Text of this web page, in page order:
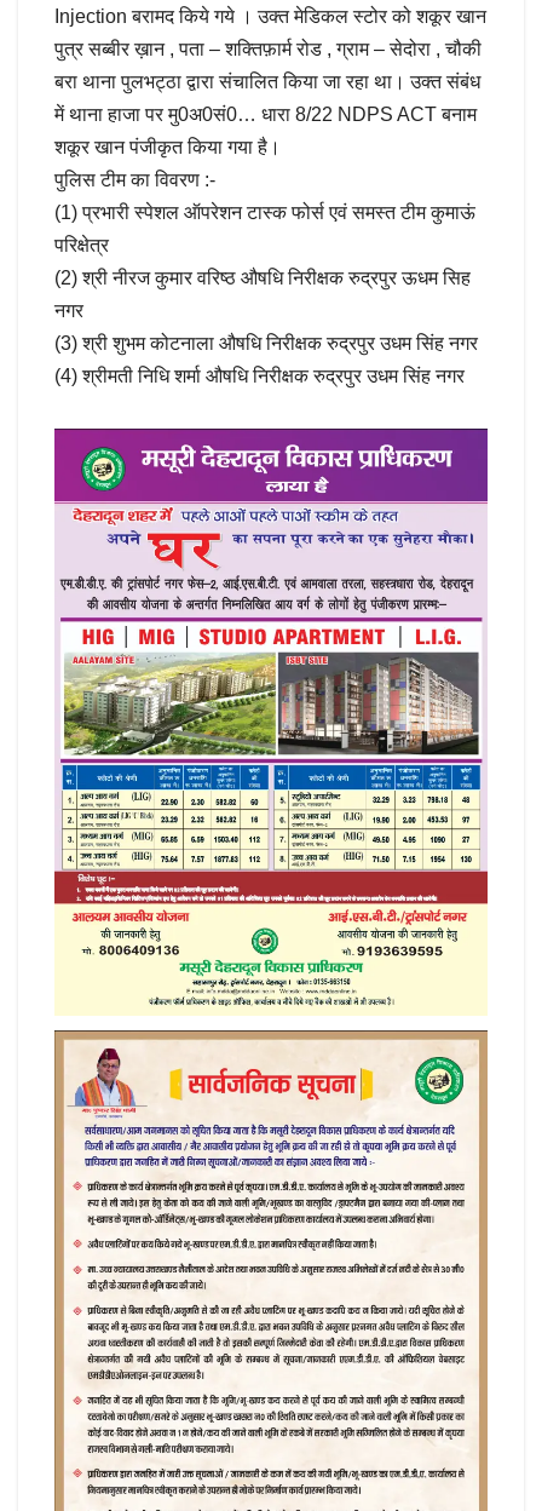
Injection बरामद किये गये । उक्त मेडिकल स्टोर को शकूर खान
पुत्र सब्बीर ख़ान , पता – शक्तिफ़ार्म रोड , ग्राम – सेदोरा , चौकी
बरा थाना पुलभट्ठा द्वारा संचालित किया जा रहा था। उक्त संबंध
में थाना हाजा पर मु0अ0सं0… धारा 8/22 NDPS ACT बनाम
शकूर खान पंजीकृत किया गया है।
पुलिस टीम का विवरण :-
(1) प्रभारी स्पेशल ऑपरेशन टास्क फोर्स एवं समस्त टीम कुमाऊं
परिक्षेत्र
(2) श्री नीरज कुमार वरिष्ठ औषधि निरीक्षक रुद्रपुर ऊधम सिह
नगर
(3) श्री शुभम कोटनाला औषधि निरीक्षक रुद्रपुर उधम सिंह नगर
(4) श्रीमती निधि शर्मा औषधि निरीक्षक रुद्रपुर उधम सिंह नगर ‎